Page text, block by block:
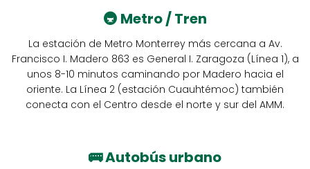
🚇 Metro / Tren
La estación de Metro Monterrey más cercana a Av.
Francisco I. Madero 863 es General I. Zaragoza (Línea 1), a
unos 8-10 minutos caminando por Madero hacia el
oriente. La Línea 2 (estación Cuauhtémoc) también
conecta con el Centro desde el norte y sur del AMM.
🚌Autobús urbano